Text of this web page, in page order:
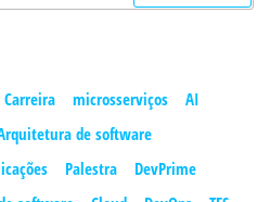
Carreira microsserviços
AI
de software
Palestra
DevPrime